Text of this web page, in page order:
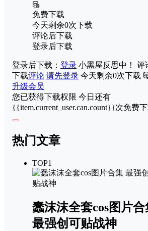
免费下载
今天剩余0次下载
评论后下载
登录后下载
登录后下载： 登录 小黑屋反思中！ 评
下载评论 请先登录 今天剩余0次下载
升级会员
您已获得下载权限 今日还有
{{item.current_user.can.count}}次免费
热门文章
TOP1
蠢沫沫全套cos图片合
最强创可贴战神